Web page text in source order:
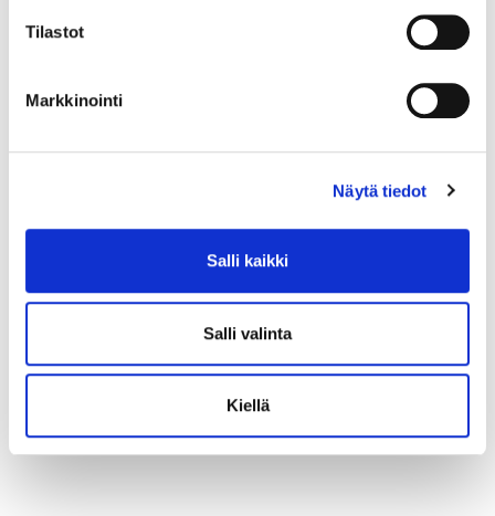
Tilastot
Markkinointi
Näytä tiedot
Salli kaikki
Salli valinta
Kiellä